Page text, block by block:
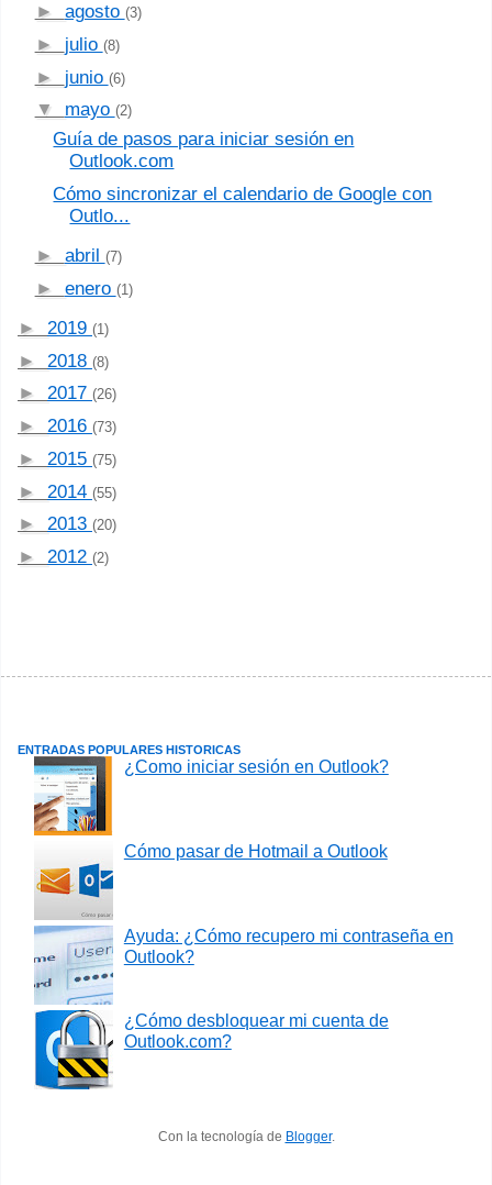
► agosto (3)
► julio (8)
► junio (6)
▼ mayo (2)
Guía de pasos para iniciar sesión en
Outlook.com
Cómo sincronizar el calendario de Google con
Outlo...
► abril (7)
► enero (1)
► 2019 (1)
► 2018 (8)
► 2017 (26)
► 2016 (73)
► 2015 (75)
► 2014 (55)
► 2013 (20)
► 2012 (2)
ENTRADAS POPULARES HISTORICAS
¿Como iniciar sesión en Outlook?
Cómo pasar de Hotmail a Outlook
Ayuda: ¿Cómo recupero mi contraseña en
Outlook?
¿Cómo desbloquear mi cuenta de
Outlook.com?
Con la tecnología de Blogger.